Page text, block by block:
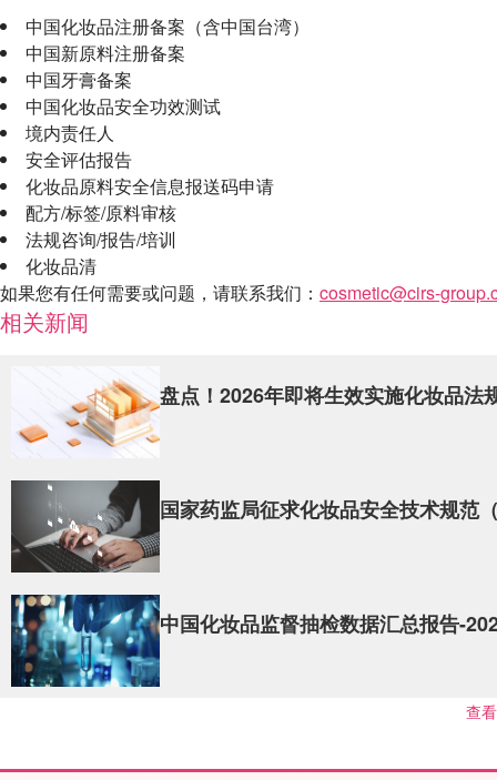
中国化妆品注册备案（含中国台湾）
中国新原料注册备案
中国牙膏备案
中国化妆品安全功效测试
境内责任人
安全评估报告
化妆品原料安全信息报送码申请
配方/标签/原料审核
法规咨询/报告/培训
化妆品清
如果您有任何需要或问题，请联系我们： cosmetic@cirs-
相关新闻
盘点！2026年即将生效实施化妆品法
国家药监局征求化妆品安全技术规范
中国化妆品监督抽检数据汇总报告-
查